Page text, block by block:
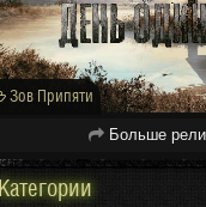
Зов Припяти
Больше
Категории